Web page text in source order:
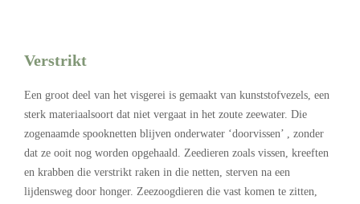
Verstrikt
Een groot deel van het visgerei is gemaakt van kunststofvezels, een
sterk materiaalsoort dat niet vergaat in het zoute zeewater. Die
zogenaamde spooknetten blijven onderwater ‘doorvissen’ , zonder
dat ze ooit nog worden opgehaald. Zeedieren zoals vissen, kreeften
en krabben die verstrikt raken in die netten, sterven na een
lijdensweg door honger. Zeezoogdieren die vast komen te zitten,